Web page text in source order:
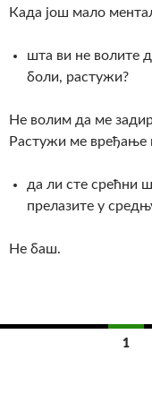
Када још мало
шта ви не волите
боли, растужи?
Не волим да ме
Растужи ме вређање
да ли сте срећни
прелазите у
Не баш.
1